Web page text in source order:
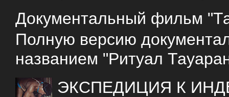
Документальный фильм
Полную версию
названием "Ритуал
ЭКСПЕДИЦИЯ К